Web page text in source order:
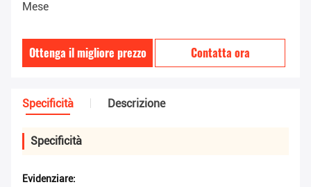
Mese
Ottenga il migliore prezzo Contatta ora
Specificità Descrizione
Specificità
Evidenziare: